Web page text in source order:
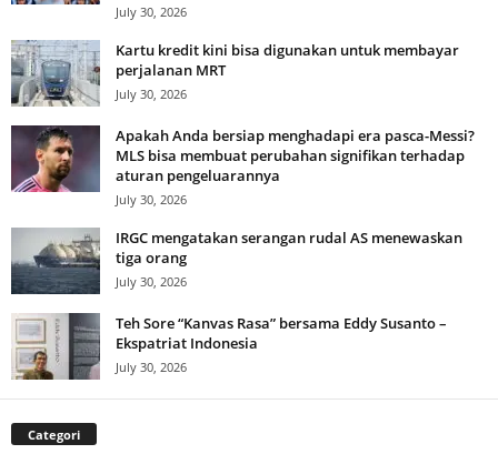
July 30, 2026
Kartu kredit kini bisa digunakan untuk membayar
perjalanan MRT
July 30, 2026
Apakah Anda bersiap menghadapi era pasca-Messi?
MLS bisa membuat perubahan signifikan terhadap
aturan pengeluarannya
July 30, 2026
IRGC mengatakan serangan rudal AS menewaskan
tiga orang
July 30, 2026
Teh Sore “Kanvas Rasa” bersama Eddy Susanto –
Ekspatriat Indonesia
July 30, 2026
Categori